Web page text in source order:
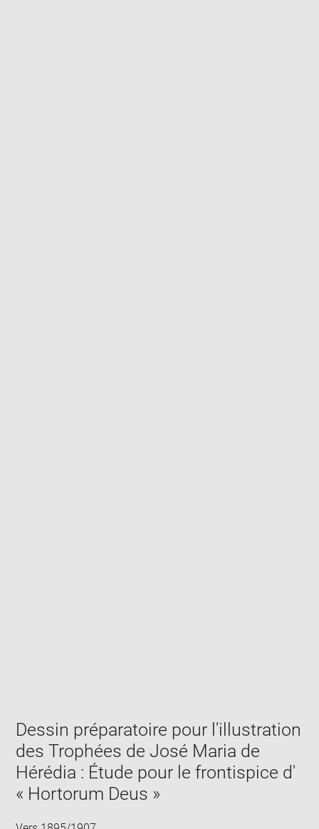
window
Dessin préparatoire pour l'illustration
des Trophées de José Maria de
Hérédia : Étude pour le frontispice d'
« Hortorum Deus »